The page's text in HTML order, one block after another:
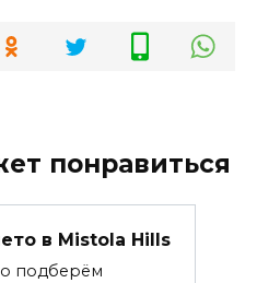
понравиться
в Mistola Hills
подберём